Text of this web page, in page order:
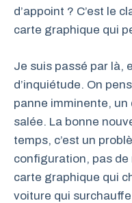
d’appoint ? C’est le
carte graphique qui
Je suis passé par là,
d’inquiétude. On
panne imminente,
salée. La bonne
temps, c’est un
configuration, pas
carte graphique qui
voiture qui